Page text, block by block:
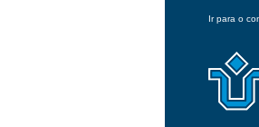
Ir para o